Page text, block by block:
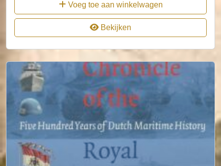
Voeg toe aan winkelwagen
Bekijken